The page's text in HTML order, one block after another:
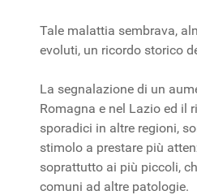
Tale malattia sembrava,
evoluti, un ricordo storico
La segnalazione di un
Romagna e nel Lazio ed il
sporadici in altre regioni,
stimolo a prestare più
soprattutto ai più piccoli,
comuni ad altre patologie.